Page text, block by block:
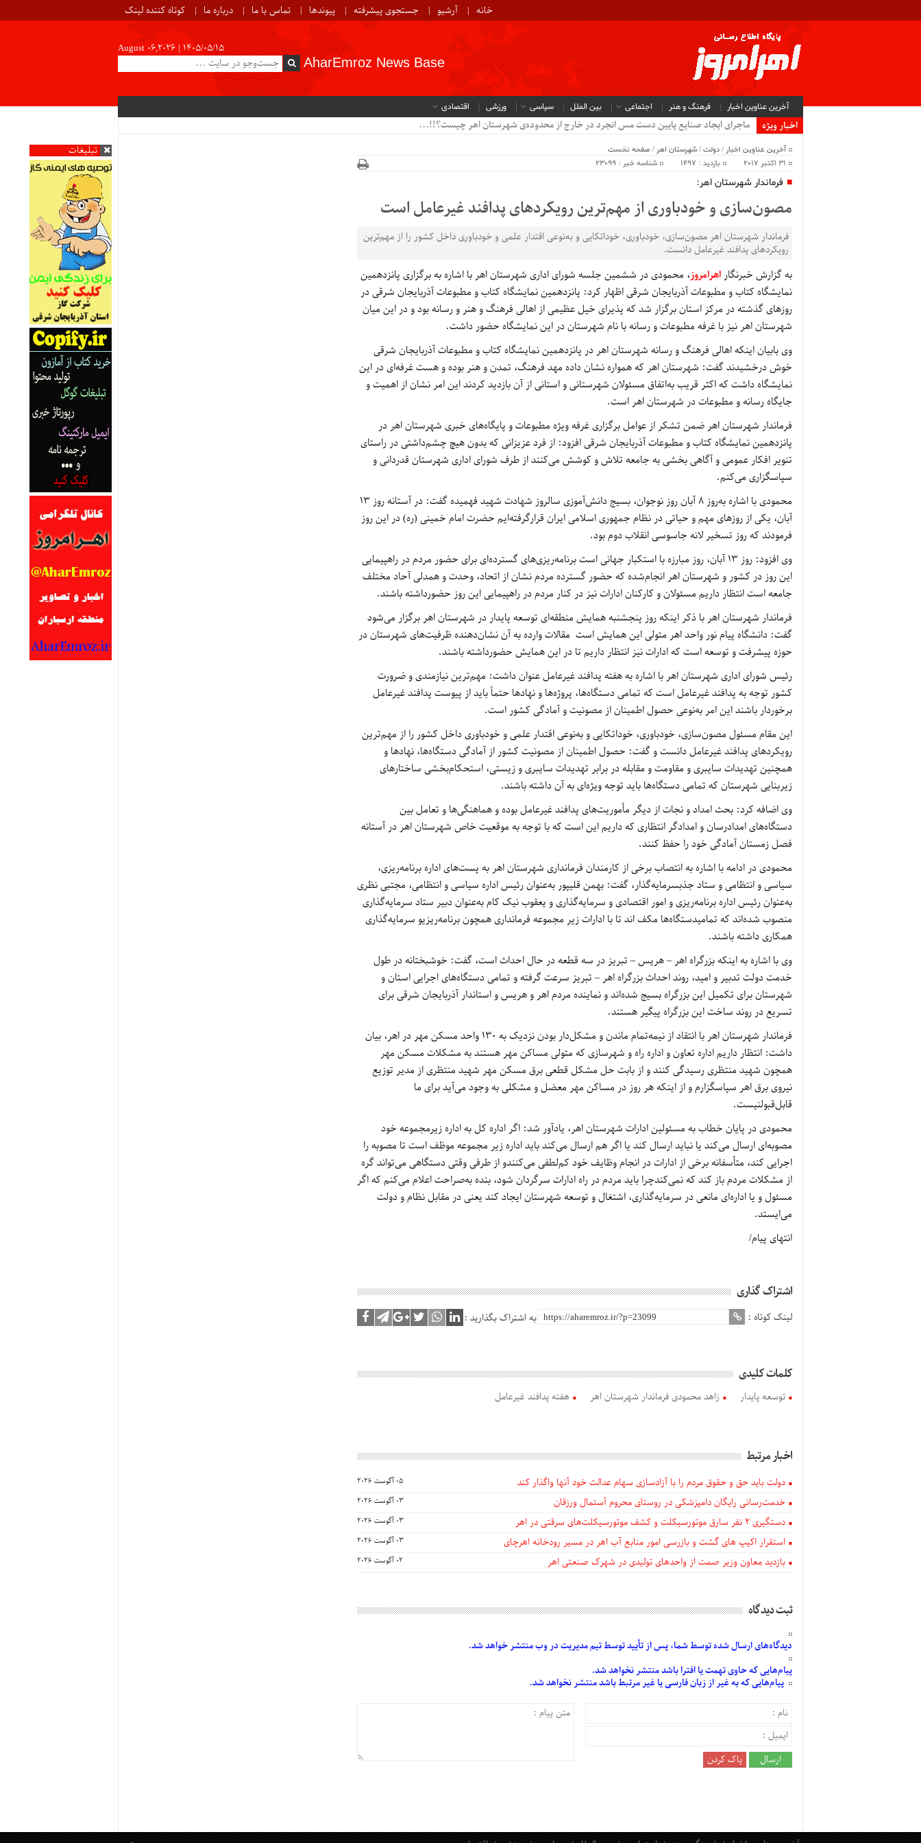
خانه آرشیو جستجوی پیشرفته پیوندها تماس با ما درباره ما کوتاه کننده لینک
August 06,2026 | ۱۴۰۵/۰۵/۱۵
AharEmroz News Base
آخرین عناوین اخبار فرهنگ و هنر اجتماعی بین الملل سیاسی ورزشی اقتصادی
اخبار ویژه
ماجرای ایجاد صنایع پایین دست مس انجرد در خارج از محدوده‌ی شهرستان اهر چیست؟!!...
تبلیغات
آخرین عناوین اخبار /دولت/شهرستان اهر /صفحه نخست
31 اکتبر 2017
بازدید : 1497 شناسه خبر : 23099
فرماندار شهرستان اهر:
مصون‌سازی و خودباوری از مهم‌ترین رویکردهای پدافند غیرعامل است
فرماندار شهرستان اهر مصون‌سازی، خودباوری، خوداتکایی و به‌نوعی اقتدار علمی و خودباوری داخل کشور را از مهم‌ترین
رویکردهای پدافند غیرعامل دانست.
به گزارش خبرنگار اهرامروز، محمودی در ششمین جلسه شورای اداری شهرستان اهر با اشاره به برگزاری پانزدهمین
نمایشگاه کتاب و مطبوعات آذربایجان شرقی اظهار کرد: پانزدهمین نمایشگاه کتاب و مطبوعات آذربایجان شرقی در
روزهای گذشته در مرکز استان برگزار شد که پذیرای خیل عظیمی از اهالی فرهنگ و هنر و رسانه بود و در این میان
شهرستان اهر نیز با غرفه مطبوعات و رسانه با نام شهرستان در این نمایشگاه حضور داشت.
وی بابیان اینکه اهالی فرهنگ و رسانه شهرستان اهر در پانزدهمین نمایشگاه کتاب و مطبوعات آذربایجان شرقی
خوش درخشیدند گفت: شهرستان اهر که همواره نشان داده مهد فرهنگ، تمدن و هنر بوده و هست غرفه‌ای در این
نمایشگاه داشت که اکثر قریب به‌اتفاق مسئولان شهرستانی و استانی از آن بازدید کردند این امر نشان از اهمیت و
جایگاه رسانه و مطبوعات در شهرستان اهر است.
فرماندار شهرستان اهر ضمن تشکر از عوامل برگزاری غرفه ویژه مطبوعات و پایگاه‌های خبری شهرستان اهر در
پانزدهمین نمایشگاه کتاب و مطبوعات آذربایجان شرقی افزود: از فرد عزیزانی که بدون هیچ چشم‌داشتی در راستای
تنویر افکار عمومی و آگاهی بخشی به جامعه تلاش و کوشش می‌کنند از طرف شورای اداری شهرستان قدردانی و
سپاسگزاری می‌کنم.
محمودی با اشاره به‌روز 8 آبان روز نوجوان، بسیج دانش‌آموزی سالروز شهادت شهید فهمیده گفت: در آستانه روز 13
آبان، یکی از روزهای مهم و حیاتی در نظام جمهوری اسلامی ایران قرارگرفته‌ایم حضرت امام خمینی (ره) در این روز
فرمودند که روز تسخیر لانه جاسوسی انقلاب دوم بود.
وی افزود: روز 13 آبان، روز مبارزه با استکبار جهانی است برنامه‌ریزی‌های گسترده‌ای برای حضور مردم در راهپیمایی
این روز در کشور و شهرستان اهر انجام‌شده که حضور گسترده مردم نشان از اتحاد، وحدت و همدلی آحاد مختلف
جامعه است انتظار داریم مسئولان و کارکنان ادارات نیز در کنار مردم در راهپیمایی این روز حضورداشته باشند.
فرماندار شهرستان اهر با ذکر اینکه روز پنجشنبه همایش منطقه‌ای توسعه پایدار در شهرستان اهر برگزار می‌شود
گفت: دانشگاه پیام نور واحد اهر متولی این همایش است مقالات وارده به آن نشان‌دهنده ظرفیت‌های شهرستان در
حوزه پیشرفت و توسعه است که ادارات نیز انتظار داریم تا در این همایش حضورداشته باشند.
رئیس شورای اداری شهرستان اهر با اشاره به هفته پدافند غیرعامل عنوان داشت: مهم‌ترین نیازمندی و ضرورت
کشور توجه به پدافند غیرعامل است که تمامی دستگاه‌ها، پروژه‌ها و نهادها حتماً باید از پیوست پدافند غیرعامل
برخوردار باشند این امر به‌نوعی حصول اطمینان از مصونیت و آمادگی کشور است.
این مقام مسئول مصون‌سازی، خودباوری، خوداتکایی و به‌نوعی اقتدار علمی و خودباوری داخل کشور را از مهم‌ترین
رویکردهای پدافند غیرعامل دانست و گفت: حصول اطمینان از مصونیت کشور از آمادگی دستگاه‌ها، نهادها و
همچنین تهدیدات سایبری و مقاومت و مقابله در برابر تهدیدات سایبری و زیستی، استحکام‌بخشی ساختارهای
زیربنایی شهرستان که تمامی دستگاه‌ها باید توجه ویژه‌ای به آن داشته باشند.
وی اضافه کرد: بحث امداد و نجات از دیگر مأموریت‌های پدافند غیرعامل بوده و هماهنگی‌ها و تعامل بین
دستگاه‌های امدادرسان و امدادگر انتظاری که داریم این است که با توجه به موقعیت خاص شهرستان اهر در آستانه
فصل زمستان آمادگی خود را حفظ کنند.
محمودی در ادامه با اشاره به انتصاب برخی از کارمندان فرمانداری شهرستان اهر به پست‌های اداره برنامه‌ریزی،
سیاسی و انتظامی و ستاد جذبسرمایه‌گذار، گفت: بهمن قلیپور به‌عنوان رئیس اداره سیاسی و انتظامی، مجتبی نظری
به‌عنوان رئیس اداره برنامه‌ریزی و امور اقتصادی و سرمایه‌گذاری و یعقوب نیک کام به‌عنوان دبیر ستاد سرمایه‌گذاری
منصوب شده‌اند که تمامیدستگاه‌ها مکف اند تا با ادارات زیر مجموعه فرمانداری همچون برنامه‌ریزیو سرمایه‌گذاری
همکاری داشته باشند.
وی با اشاره به اینکه بزرگراه اهر – هریس – تبریز در سه قطعه در حال احداث است، گفت: خوشبختانه در طول
خدمت دولت تدبیر و امید، روند احداث بزرگراه اهر – تبریز سرعت گرفته و تمامی دستگاه‌های اجرایی استان و
شهرستان برای تکمیل این بزرگراه بسیج شده‌اند و نماینده مردم اهر و هریس و استاندار آذربایجان شرقی برای
تسریع در روند ساخت این بزرگراه پیگیر هستند.
فرماندار شهرستان اهر با انتقاد از نیمه‌تمام ماندن و مشکل‌دار بودن نزدیک به 130 واحد مسکن مهر در اهر، بیان
داشت: انتظار داریم اداره تعاون و اداره راه و شهرسازی که متولی مساکن مهر هستند به مشکلات مسکن مهر
همچون شهید منتظری رسیدگی کنند و از بابت حل مشکل قطعی برق مسکن مهر شهید منتظری از مدیر توزیع
نیروی برق اهر سپاسگزارم و از اینکه هر روز در مساکن مهر معضل و مشکلی به وجود می‌آید برای ما
قابل‌قبولنیست.
محمودی در پایان خطاب به مسئولین ادارات شهرستان اهر، یادآور شد: اگر اداره کل به اداره زیرمجموعه خود
مصوبه‌ای ارسال می‌کند یا نباید ارسال کند یا اگر هم ارسال می‌کند باید اداره زیر مجموعه موظف است تا مصوبه را
اجرایی کند، متأسفانه برخی از ادارات در انجام وظایف خود کم‌لطفی می‌کنندو از طرفی وقتی دستگاهی می‌تواند گره
از مشکلات مردم باز کند که نمی‌کندچرا باید مردم در راه ادارات سرگردان شود، بنده به‌صراحت اعلام می‌کنم که اگر
مسئول و یا اداره‌ای مانعی در سرمایه‌گذاری، اشتغال و توسعه شهرستان ایجاد کند یعنی در مقابل نظام و دولت
می‌ایستد.
انتهای پیام/
اشتراک گذاری
لینک کوتاه : به اشتراک بگذارید :
کلمات کلیدی
توسعه پایدار زاهد محمودی فرماندار شهرستان اهر هفته پدافند غیرعامل
اخبار مرتبط
دولت باید حق و حقوق مردم را با آزادسازی سهام عدالت خود آنها واگذار کند 05 آگوست 2026
خدمت‌رسانی رایگان دامپزشکی در روستای محروم آستمال ورزقان 03 آگوست 2026
دستگيری ۲ نفر سارق موتورسیکلت و کشف موتورسیکلت‌های سرقتی در اهر 03 آگوست 2026
استقرار اکیپ های گشت و بازرسی امور منابع آب اهر در مسیر رودخانه اهرچای 03 آگوست 2026
بازدید معاون وزیر صمت از واحدهای تولیدی در شهرک صنعتی اهر 02 آگوست 2026
ثبت دیدگاه
دیدگاه‌هایارسالشدهتوسط شما، پس از تأییدتوسط تیم مدیریت در وب منتشر خواهد شد.
پیام‌هاییکه حاوی تهمت یا افترا باشد منتشر نخواهد شد.
پیام‌هاییکه به غیر از زبان فارسی یا غیر مرتبط باشد منتشر نخواهد شد.